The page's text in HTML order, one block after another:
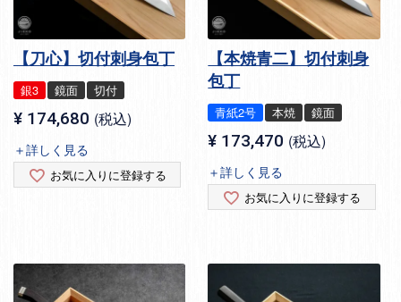
【刀心】切付刺身包丁
銀3 鏡面 切付
¥ 174,680 税込
＋詳しく見る
お気に入りに登録する
【本焼青二】切付刺身
包丁
青紙2号 本焼 鏡面
¥ 173,470 税込
＋詳しく見る
お気に入りに登録する